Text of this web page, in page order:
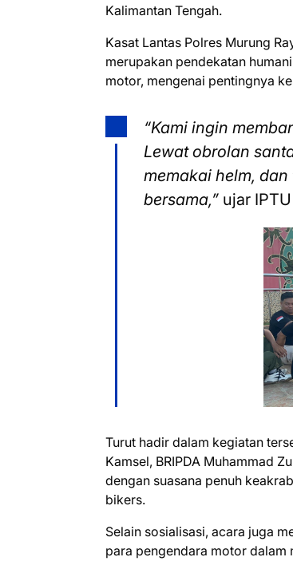
Kalimantan Tengah.
Kasat Lantas Polres Murung
merupakan pendekatan
motor, mengenai pentingnya
“Kami ingin
Lewat obrolan
memakai helm,
bersama,” ujar
Turut hadir dalam kegiatan
Kamsel, BRIPDA Muhammad
dengan suasana penuh
bikers.
Selain sosialisasi, acara juga
para pengendara motor dalam